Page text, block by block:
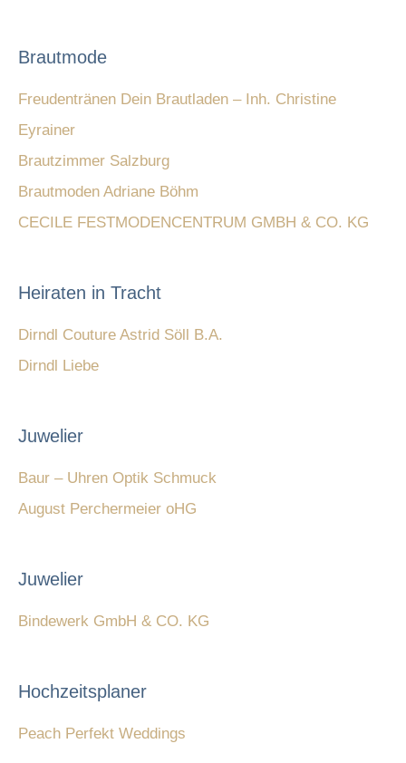
Brautmode
Freudentränen Dein Brautladen – Inh. Christine
Eyrainer
Brautzimmer Salzburg
Brautmoden Adriane Böhm
CECILE FESTMODENCENTRUM GMBH & CO. KG
Heiraten in Tracht
Dirndl Couture Astrid Söll B.A.
Dirndl Liebe
Juwelier
Baur – Uhren Optik Schmuck
August Perchermeier oHG
Juwelier
Bindewerk GmbH & CO. KG
Hochzeitsplaner
Peach Perfekt Weddings